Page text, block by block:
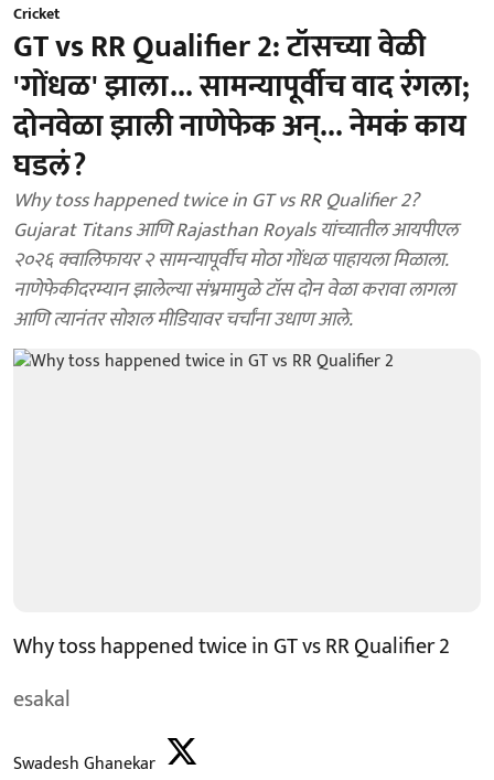
Cricket
GT vs RR Qualifier 2: टॉसच्या वेळी
'गोंधळ' झाला... सामन्यापूर्वीच वाद रंगला;
दोनवेळा झाली नाणेफेक अन्... नेमकं काय
घडलं?
Why toss happened twice in GT vs RR Qualifier 2?
Gujarat Titans आणि Rajasthan Royals यांच्यातील आयपीएल
२०२६ क्वालिफायर २ सामन्यापूर्वीच मोठा गोंधळ पाहायला मिळाला.
नाणेफेकीदरम्यान झालेल्या संभ्रमामुळे टॉस दोन वेळा करावा लागला
आणि त्यानंतर सोशल मीडियावर चर्चांना उधाण आले.
Why toss happened twice in GT vs RR Qualifier 2
esakal
Swadesh Ghanekar